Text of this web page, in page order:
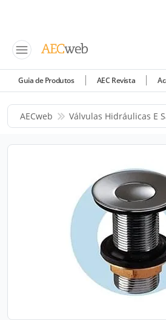
Guia de Produtos AEC Revista
AECweb Válvulas Hidráulicas E